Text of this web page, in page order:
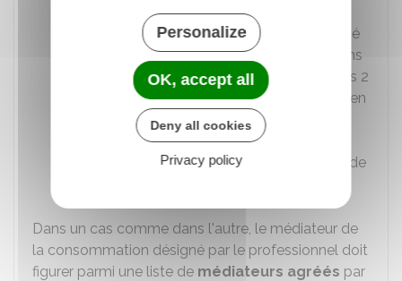
l'entreprise: le médiateur doit être
désigné par un organe collégial composé
d'au moins 2 représentants d'associations
de consommateurs agréés et d'au moins 2
représentants du professionnel. Aucun lien
hiérarchique ou fonctionnel entre le
professionnel et le médiateur ne peut
exister pendant l'exercice de sa mission de
Dans un cas comme dans l'autre, le médiateur de
la consommation désigné par le professionnel doit
figurer parmi une liste de médiateurs agréés par
Personalize
OK, accept all
Deny all cookies
Privacy policy